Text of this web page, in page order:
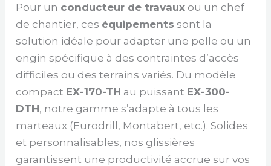
Pour un conducteur de travaux ou un chef
de chantier, ces équipements sont la
solution idéale pour adapter une pelle ou un
engin spécifique à des contraintes d’accès
difficiles ou des terrains variés. Du modèle
compact EX-170-TH au puissant EX-300-
DTH, notre gamme s’adapte à tous les
marteaux (Eurodrill, Montabert, etc.). Solides
et personnalisables, nos glissières
garantissent une productivité accrue sur vos